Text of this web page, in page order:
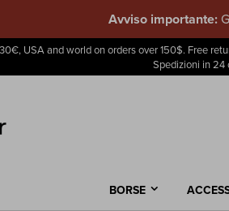
Avviso importante:
USA and world on orders over 150$. Free
Spedizioni in 24
BORSE